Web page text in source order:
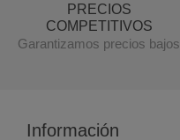
PRECIOS
COMPETITIVOS
Garantizamos precios bajos
Información